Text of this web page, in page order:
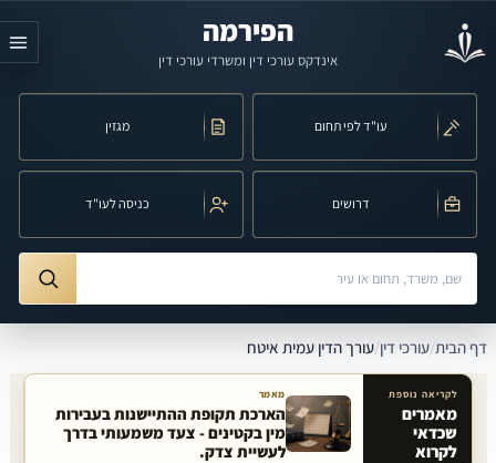
הפירמה
אינדקס עורכי דין ומשרדי עורכי דין
עו"ד לפי תחום מגזין
דרושים כניסה לעו"ד
חיפוש לפי שם, משרד, תחום משפט או עיר
דף הבית/עורכי דין/עורך הדין עמית איטח
מאמרים קשורים באתר
לקריאה נוספת
מאמרים
שכדאי
לקרוא
מאמר
הארכת תקופת ההתיישנות בעבירות
מין בקטינים - צעד משמעותי בדרך
לעשיית צדק.